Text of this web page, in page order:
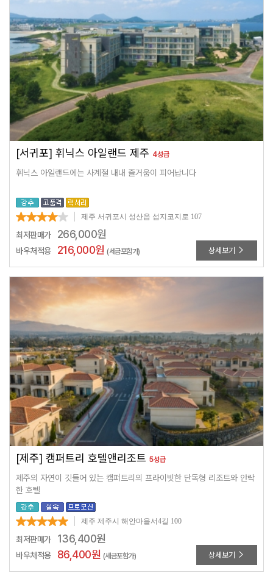
[서귀포] 휘닉스 아일랜드 제주 4성급
휘닉스 아일랜드에는 사계절 내내 즐거움이 피어납니다
제주 서귀포시 성산읍 섭지코지로 107
최저판매가 266,000원
바우처적용 216,000원 (세금포함가) 상세보기
[제주] 캠퍼트리 호텔앤리조트 5성급
제주의 자연이 깃들어 있는 캠퍼트리의 프라이빗한 단독형 리조트와 안락
한 호텔
제주 제주시 해안마을서4길 100
최저판매가 136,400원
바우처적용 86,400원 (세금포함가) 상세보기